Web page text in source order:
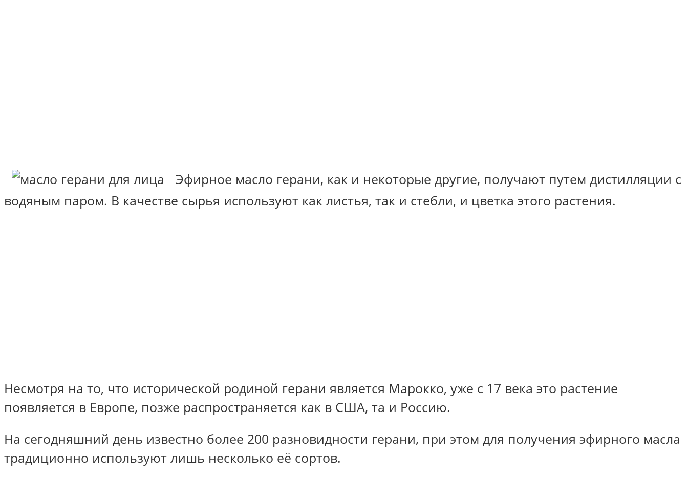
Эфирное масло герани, как и некоторые другие, получают путем дистилляции с
водяным паром. В качестве сырья используют как листья, так и стебли, и цветка этого растения.
Несмотря на то, что исторической родиной герани является Марокко, уже с 17 века это растение
появляется в Европе, позже распространяется как в США, та и Россию.
На сегодняшний день известно более 200 разновидности герани, при этом для получения эфирного масла
традиционно используют лишь несколько её сортов.